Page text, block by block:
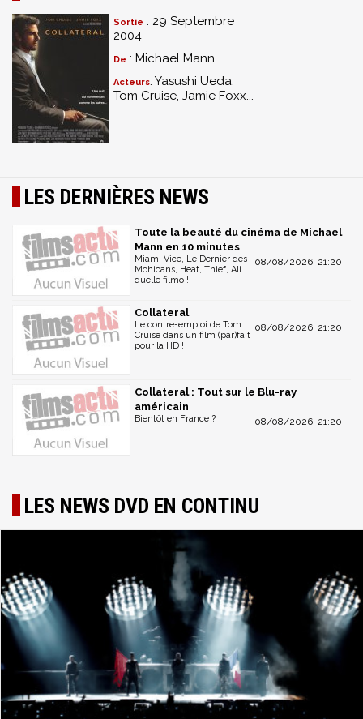
Les répétitions de Tom Cruise et Jamie Foxx
Visual FX : MTA Train
Teaser et bandes annonces
Suppléments cachés
Sortie : 29 Septembre
2004
De : Michael Mann
Acteurs: Yasushi Ueda,
Tom Cruise, Jamie Foxx...
LES DERNIÈRES NEWS
Toute la beauté du cinéma de Michael
Mann en 10 minutes
08/08/2026, 21:20
Miami Vice, Le Dernier des
Mohicans, Heat, Thief, Ali...
quelle filmo !
Collateral
08/08/2026, 21:20
Le contre-emploi de Tom
Cruise dans un film (par)fait
pour la HD !
Collateral : Tout sur le Blu-ray
américain
08/08/2026, 21:20
Bientôt en France ?
LES NEWS DVD EN CONTINU